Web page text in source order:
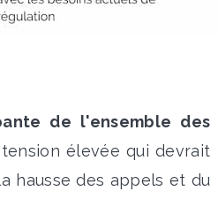
de l'ensemble des
élevée qui devrait
hausse des appels et du